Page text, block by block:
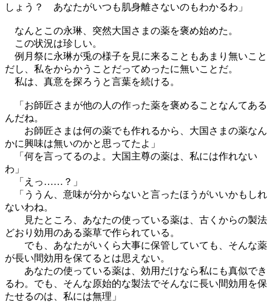
しょう？ あなたがいつも肌身離さないのもわかるわ」
なんとこの永琳、突然大国さまの薬を褒め始めた。
この状況は珍しい。
例月祭に永琳が兎の様子を見に来ることもあまり無いこと
だし、私をからかうことだってめったに無いことだ。
私は、真意を探ろうと言葉を続ける。
「お師匠さまが他の人の作った薬を褒めることなんてある
んだね。
お師匠さまは何の薬でも作れるから、大国さまの薬なん
かに興味は無いのかと思ってたよ」
「何を言ってるのよ。大国主尊の薬は、私には作れない
わ」
「えっ……？」
「ううん、意味が分からないと言ったほうがいいかもしれ
ないわね。
見たところ、あなたの使っている薬は、古くからの製法
どおり効用のある薬草で作られている。
でも、あなたがいくら大事に保管していても、そんな薬
が長い間効用を保てるとは思えない。
あなたの使っている薬は、効用だけなら私にも真似でき
るわ。でも、そんな原始的な製法でそんなに長い間効用を保
たせるのは、私には無理」